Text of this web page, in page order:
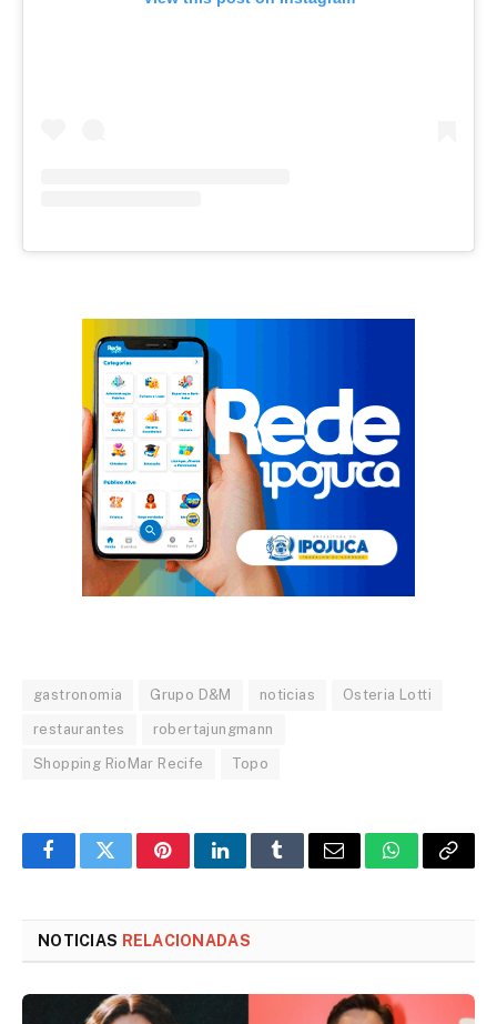
gastronomia Grupo D&M noticias Osteria Lotti
restaurantes robertajungmann
Shopping RioMar Recife Topo
FacebookTwitterPinterestLinkedInTumblrEmail WhatsApp
Copy
NOTICIAS RELACIONADAS